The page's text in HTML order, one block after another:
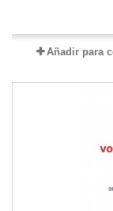
Añadir para